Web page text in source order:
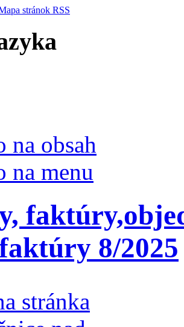
stránok RSS
na obsah
na menu
8/2025